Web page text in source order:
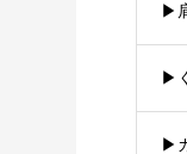
▶︎
▶︎
▶︎